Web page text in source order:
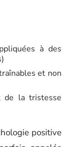
à des
et non
de la tristesse
positive